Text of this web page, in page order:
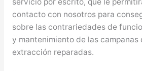
contacto con nosotros para
sobre las contrariedades de
y mantenimiento de las campanas
extracción reparadas.